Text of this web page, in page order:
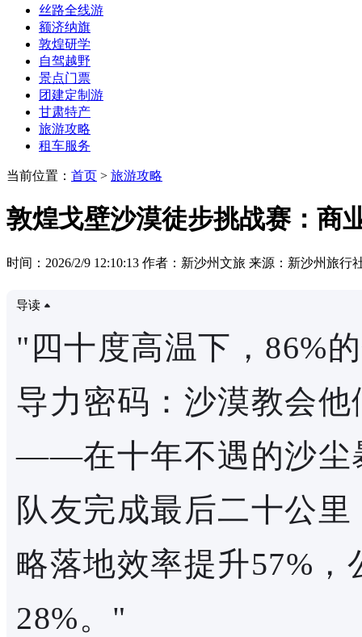
丝路全线游
额济纳旗
敦煌研学
自驾越野
景点门票
团建定制游
甘肃特产
旅游攻略
租车服务
当前位置： 首页 > 旅游攻略
敦煌戈壁沙漠徒步挑战赛：商
时间：2026/2/9 12:10:13 作者：新沙州文旅 来源：新沙州旅行
导读
"四十度高温下，86%
导力密码：沙漠教会
——在十年不遇的沙尘
队友完成最后二十公
略落地效率提升57%
28%。"